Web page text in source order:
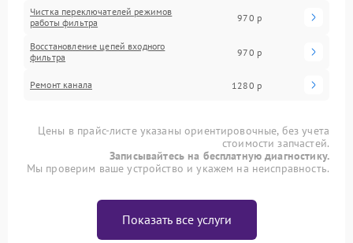
Чистка переключателей режимов
работы фильтра
970 р
Восстановление цепей входного
фильтра
970 р
Ремонт канала 1280 р
Цены в прайс-листе указаны ориентировочные, без учета
стоимости запчастей.
Записывайтесь на бесплатную диагностику.
Мы проверим ваше устройство и укажем на неисправность.
Показать все услуги